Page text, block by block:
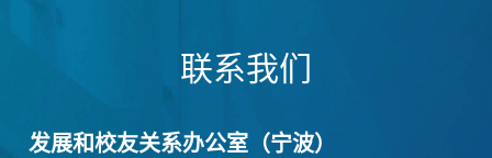
联系我们
发展和校友关系办公室（宁波）